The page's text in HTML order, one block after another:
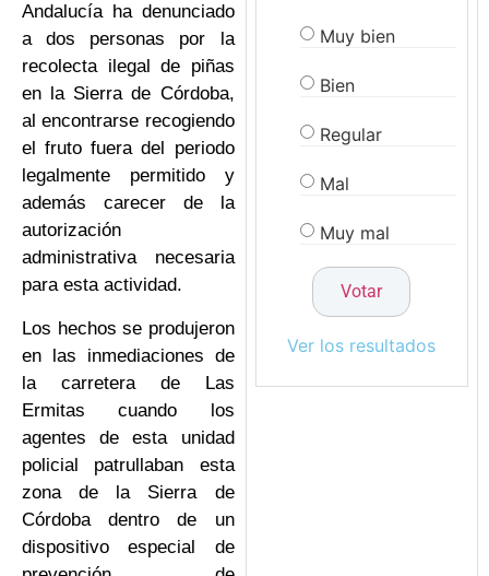
Andalucía ha denunciado
a dos personas por la
recolecta ilegal de piñas
en la Sierra de Córdoba,
al encontrarse recogiendo
el fruto fuera del periodo
legalmente permitido y
además carecer de la
autorización
administrativa necesaria
para esta actividad.
Los hechos se produjeron
en las inmediaciones de
la carretera de Las
Ermitas cuando los
agentes de esta unidad
policial patrullaban esta
zona de la Sierra de
Córdoba dentro de un
dispositivo especial de
Muy bien
Bien
Regular
Mal
Muy mal
Ver los resultados